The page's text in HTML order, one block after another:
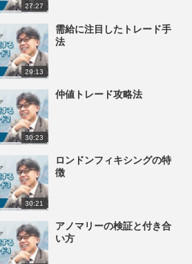
27:27
29:13
需給に注目したトレード手
法
30:23
仲値トレード攻略法
30:21
ロンドンフィキシングの特
徴
アノマリーの検証と付き合
い方